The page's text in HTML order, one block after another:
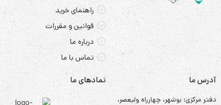
راهنمای خرید
قوانین و مقررات
درباره ما
تماس با ما
آدرس ما
دفتر مرکزی: بوشهر، چهارراه ولیعصر،
نمادهای ما